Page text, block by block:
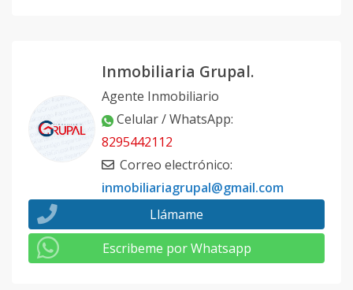
Inmobiliaria Grupal.
Agente Inmobiliario
Celular / WhatsApp:
8295442112
Correo electrónico:
inmobiliariagrupal@gmail.com
Llámame
Escribeme por Whatsapp